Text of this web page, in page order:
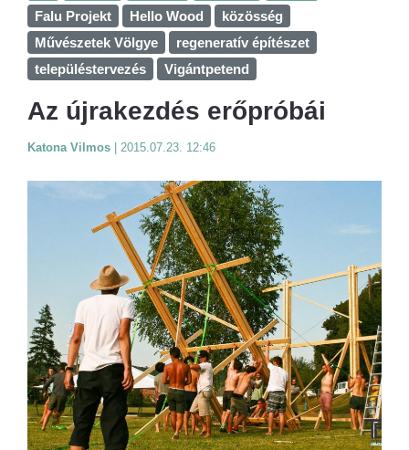
Falu Projekt
Hello Wood
közösség
Művészetek Völgye
regeneratív építészet
településtervezés
Vigántpetend
Az újrakezdés erőpróbái
Katona Vilmos 2015.07.23. 12:46